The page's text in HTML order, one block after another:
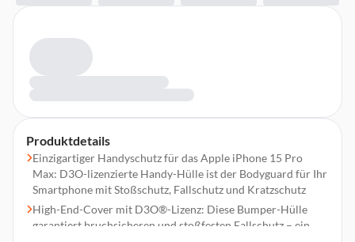
Produktdetails
Einzigartiger Handyschutz für das Apple iPhone 15 Pro
Max: D3O-lizenzierte Handy-Hülle ist der Bodyguard für Ihr
Smartphone mit Stoßschutz, Fallschutz und Kratzschutz
High-End-Cover mit D3O®-Lizenz: Diese Bumper-Hülle
garantiert bruchsicheren und stoßfesten Fallschutz – ein